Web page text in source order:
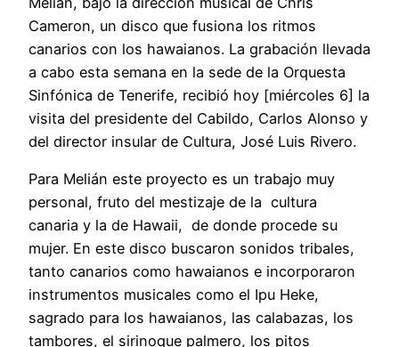
Cameron, un disco que fusiona los ritmos
canarios con los hawaianos. La grabación llevada
a cabo esta semana en la sede de la Orquesta
Sinfónica de Tenerife, recibió hoy [miércoles 6] la
visita del presidente del Cabildo, Carlos Alonso y
del director insular de Cultura, José Luis Rivero.
Para Melián este proyecto es un trabajo muy
personal, fruto del mestizaje de la cultura
canaria y la de Hawaii, de donde procede su
mujer. En este disco buscaron sonidos tribales,
tanto canarios como hawaianos e incorporaron
instrumentos musicales como el Ipu Heke,
sagrado para los hawaianos, las calabazas, los
tambores, el sirinoque palmero, los pitos